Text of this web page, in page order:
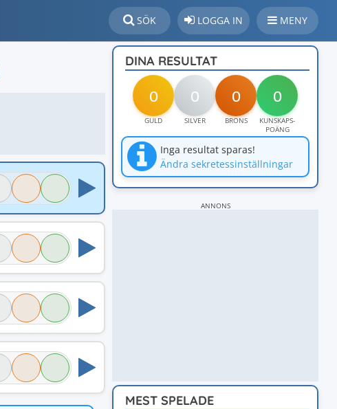
SÖK LOGGA IN MENY
DINA RESULTAT
0 0 0 0
GULD SILVER BRONS
KUNSKAPS-
POÄNG
Inga resultat sparas!
Ändra sekretessinställningar
ANNONS
MEST SPELADE